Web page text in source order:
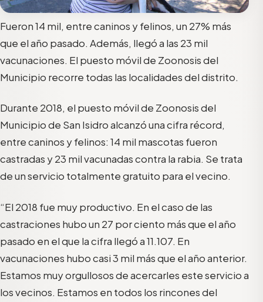
Fueron 14 mil, entre caninos y felinos, un 27% más
que el año pasado. Además, llegó a las 23 mil
vacunaciones. El puesto móvil de Zoonosis del
Municipio recorre todas las localidades del distrito.
Durante 2018, el puesto móvil de Zoonosis del
Municipio de San Isidro alcanzó una cifra récord,
entre caninos y felinos: 14 mil mascotas fueron
castradas y 23 mil vacunadas contra la rabia. Se trata
de un servicio totalmente gratuito para el vecino.
“El 2018 fue muy productivo. En el caso de las
castraciones hubo un 27 por ciento más que el año
pasado en el que la cifra llegó a 11.107. En
vacunaciones hubo casi 3 mil más que el año anterior.
Estamos muy orgullosos de acercarles este servicio a
los vecinos. Estamos en todos los rincones del